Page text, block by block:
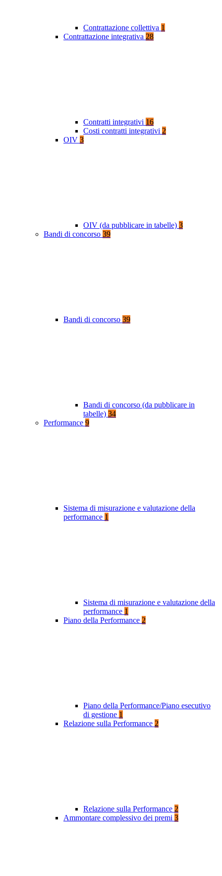
Contrattazione collettiva 1
Contrattazione integrativa 28
Contratti integrativi 16
Costi contratti integrativi 2
OIV 3
OIV (da pubblicare in tabelle) 3
Bandi di concorso 39
Bandi di concorso 39
Bandi di concorso (da pubblicare in
tabelle) 34
Performance 9
Sistema di misurazione e valutazione della
performance 1
Sistema di misurazione e valutazione della
performance 1
Piano della Performance 2
Piano della Performance/Piano esecutivo
di gestione 1
Relazione sulla Performance 2
Relazione sulla Performance 2
Ammontare complessivo dei premi 3